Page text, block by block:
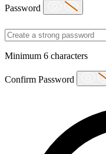
Password
Minimum 6 characters
Confirm Password